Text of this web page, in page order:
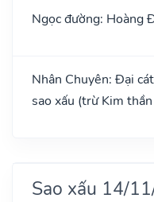
Ngọc đường: Hoàng
Nhân Chuyên: Đại
sao xấu (trừ Kim
Sao xấu 14/